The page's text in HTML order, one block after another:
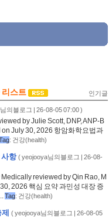
리스트 인기글
의블로그 | 26-08-05 07:00 )
by Julie Scott, DNP, ANP-B
July 30, 2026 항암화학요법과
: 건강(health)
항 (yeojooya님의블로그 | 26-08-
reviewed by Qin Rao, M
2026 핵심 요약 과민성 대장 증
Tag: 건강(health)
(yeojooya님의블로그 | 26-08-05